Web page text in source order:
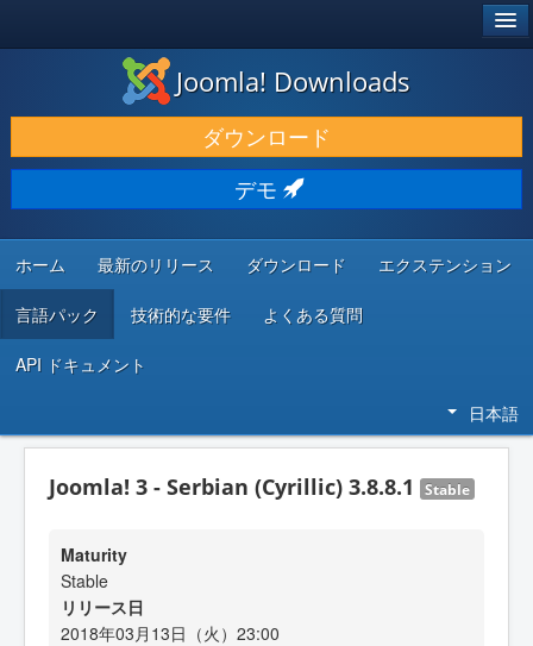
ダウンロードと機能拡張
発見と学び
コミュニティとサポート
開発者向けリソース
Joomla! Downloads
ダウンロード
デモ
ホーム 最新のリリース ダウンロード エクステンション
言語パック 技術的な要件 よくある質問
API ドキュメント
日本語
Joomla! 3 - Serbian (Cyrillic) 3.8.8.1 Stable
Maturity
Stable
リリース日
2018年03月13日（火）23:00